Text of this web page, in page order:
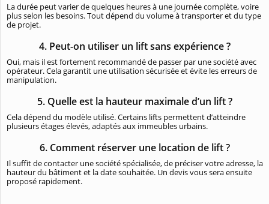
La durée peut varier de quelques heures à une journée complète, voire
plus selon les besoins. Tout dépend du volume à transporter et du type
de projet.
4. Peut-on utiliser un lift sans expérience ?
Oui, mais il est fortement recommandé de passer par une société avec
opérateur. Cela garantit une utilisation sécurisée et évite les erreurs de
manipulation.
5. Quelle est la hauteur maximale d’un lift ?
Cela dépend du modèle utilisé. Certains lifts permettent d’atteindre
plusieurs étages élevés, adaptés aux immeubles urbains.
6. Comment réserver une location de lift ?
Il suffit de contacter une société spécialisée, de préciser votre adresse, la
hauteur du bâtiment et la date souhaitée. Un devis vous sera ensuite
proposé rapidement.